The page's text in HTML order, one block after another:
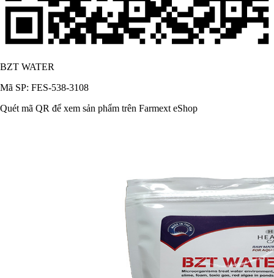
BZT WATER
Mã SP: FES-538-3108
Quét mã QR để xem sản phẩm trên Farmext eShop